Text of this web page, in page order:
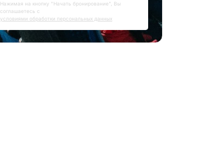
Нажимая на кнопку "Начать бронирование", Вы
соглашаетесь с
условиями обработки персональных данных